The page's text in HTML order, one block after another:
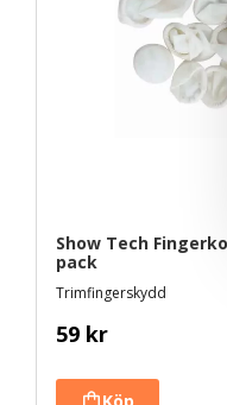
Show Tech
pack
Trimfingerskydd
59 kr